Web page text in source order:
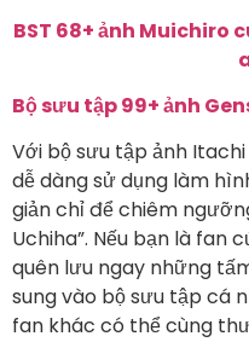
BST 68+ ảnh Muichiro
Bộ sưu tập 99+ ảnh
Với bộ sưu tập ảnh
dễ dàng sử dụng làm
giản chỉ để chiêm
Uchiha”. Nếu bạn là fan
quên lưu ngay những
sung vào bộ sưu tập cá
fan khác có thể cùng